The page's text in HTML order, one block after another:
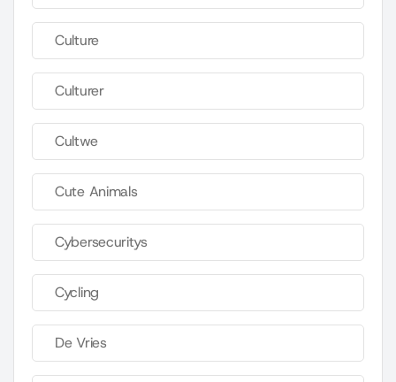
Culture
Culturer
Cultwe
Cute Animals
Cybersecuritys
Cycling
De Vries